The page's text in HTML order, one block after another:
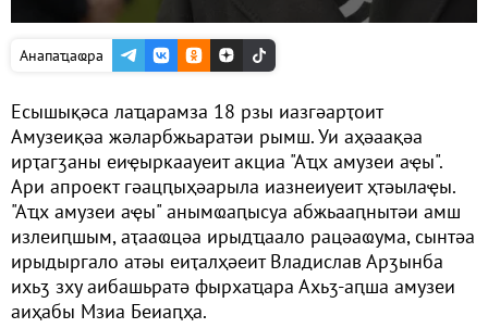
Анапаҵаҩра
Есышықәса лаҵарамза 18 рзы иазгәарҭоит
Амузеиқәа жәларбжьаратәи рымш. Уи аҳәаақәа
ирҭагӡаны еиҿыркаауеит акциа "Аҵх амузеи аҿы".
Ари апроект гәацԥыҳәарыла иазнеиуеит ҳтәылаҿы.
"Аҵх амузеи аҿы" анымҩаԥысуа абжьааԥнытәи амш
излеиԥшым, аҭааҩцәа ирыдҵаало рацәаҩума, сынтәа
ирыдыргало атәы еиҭалҳәеит Владислав Арӡынба
ихьӡ зху аибашьратә фырхаҵара Ахьӡ-аԥша амузеи
аиҳабы Мзиа Беиаԥҳа.